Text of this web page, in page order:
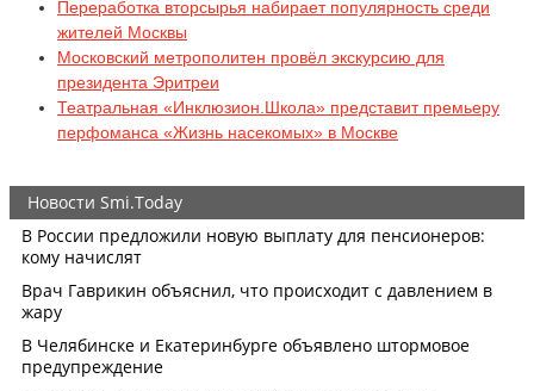
Переработка вторсырья набирает популярность среди
жителей Москвы
Московский метрополитен провёл экскурсию для
президента Эритреи
Театральная «Инклюзион.Школа» представит премьеру
перфоманса «Жизнь насекомых» в Москве